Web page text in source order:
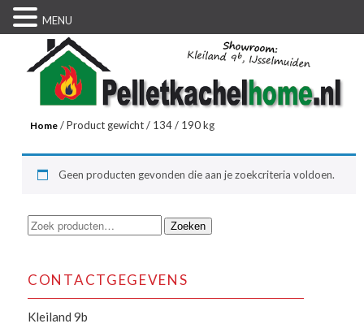
Home/ Product gewicht / 134 / 190 kg
Geen producten gevonden die aan je zoekcriteria voldoen.
Zoeken
Zoeken
CONTACTGEGEVENS
Kleiland 9b
MENU